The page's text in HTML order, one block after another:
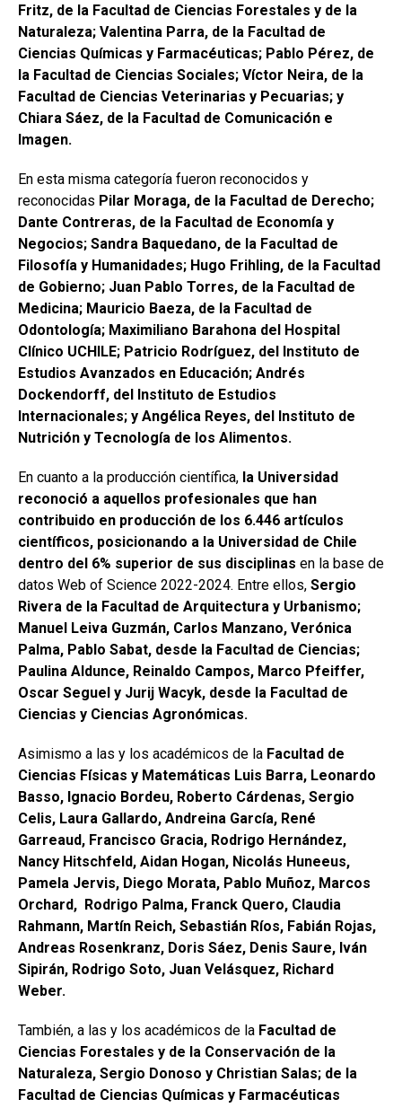
Fritz, de la Facultad de Ciencias Forestales y de la
Naturaleza; Valentina Parra, de la Facultad de
Ciencias Químicas y Farmacéuticas; Pablo Pérez, de
la Facultad de Ciencias Sociales; Víctor Neira, de la
Facultad de Ciencias Veterinarias y Pecuarias; y
Chiara Sáez, de la Facultad de Comunicación e
Imagen.
En esta misma categoría fueron reconocidos y
reconocidas Pilar Moraga, de la Facultad de Derecho;
Dante Contreras, de la Facultad de Economía y
Negocios; Sandra Baquedano, de la Facultad de
Filosofía y Humanidades; Hugo Frihling, de la Facultad
de Gobierno; Juan Pablo Torres, de la Facultad de
Medicina; Mauricio Baeza, de la Facultad de
Odontología; Maximiliano Barahona del Hospital
Clínico UCHILE; Patricio Rodríguez, del Instituto de
Estudios Avanzados en Educación; Andrés
Dockendorff, del Instituto de Estudios
Internacionales; y Angélica Reyes, del Instituto de
Nutrición y Tecnología de los Alimentos.
En cuanto a la producción científica, la Universidad
reconoció a aquellos profesionales que han
contribuido en producción de los 6.446 artículos
científicos, posicionando a la Universidad de Chile
dentro del 6% superior de sus disciplinas en la base de
datos Web of Science 2022-2024. Entre ellos, Sergio
Rivera de la Facultad de Arquitectura y Urbanismo;
Manuel Leiva Guzmán, Carlos Manzano, Verónica
Palma, Pablo Sabat, desde la Facultad de Ciencias;
Paulina Aldunce, Reinaldo Campos, Marco Pfeiffer,
Oscar Seguel y Jurij Wacyk, desde la Facultad de
Ciencias y Ciencias Agronómicas.
Asimismo a las y los académicos de la Facultad de
Ciencias Físicas y Matemáticas Luis Barra, Leonardo
Basso, Ignacio Bordeu, Roberto Cárdenas, Sergio
Celis, Laura Gallardo, Andreina García, René
Garreaud, Francisco Gracia, Rodrigo Hernández,
Nancy Hitschfeld, Aidan Hogan, Nicolás Huneeus,
Pamela Jervis, Diego Morata, Pablo Muñoz, Marcos
Orchard, Rodrigo Palma, Franck Quero, Claudia
Rahmann, Martín Reich, Sebastián Ríos, Fabián Rojas,
Andreas Rosenkranz, Doris Sáez, Denis Saure, Iván
Sipirán, Rodrigo Soto, Juan Velásquez, Richard
Weber.
También, a las y los académicos de la Facultad de
Ciencias Forestales y de la Conservación de la
Naturaleza, Sergio Donoso y Christian Salas; de la
Facultad de Ciencias Químicas y Farmacéuticas